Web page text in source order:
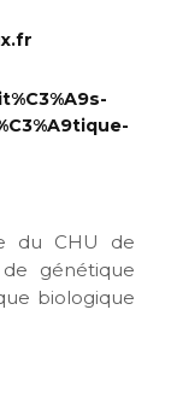
du CHU de
génétique
biologique